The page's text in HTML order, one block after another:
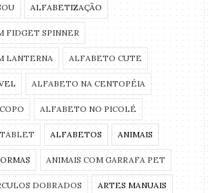
ALFABETIZAÇÃO
FIDGET SPINNER
LANTERNA ALFABETO CUTE
ALFABETO NA CENTOPÉIA
ALFABETO NO PICOLÉ
ALFABETOS ANIMAIS
ANIMAIS COM GARRAFA PET
DOBRADOS ARTES MANUAIS